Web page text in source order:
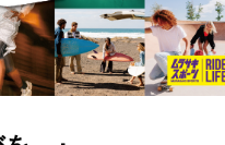
利用ガイド
員ランク